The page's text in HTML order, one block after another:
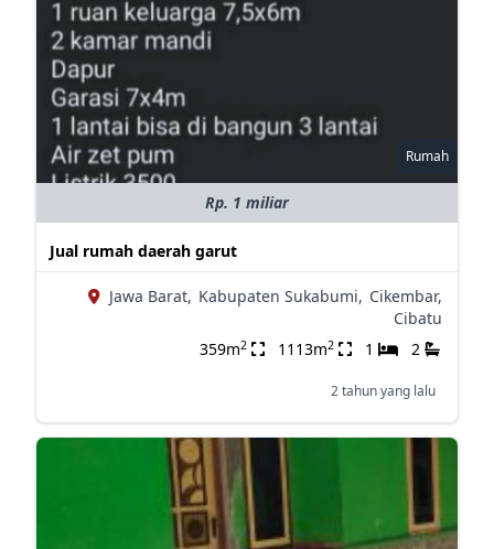
Rumah
Rp. 1 miliar
Jual rumah daerah garut
Jawa Barat, Kabupaten Sukabumi, Cikembar,
Cibatu
359m2 1113m2 1 2
2 tahun yang lalu